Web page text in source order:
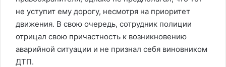
не уступит ему дорогу, несмотря на приоритет
движения. В свою очередь, сотрудник полиции
отрицал свою причастность к возникновению
аварийной ситуации и не признал себя виновником
ДТП.